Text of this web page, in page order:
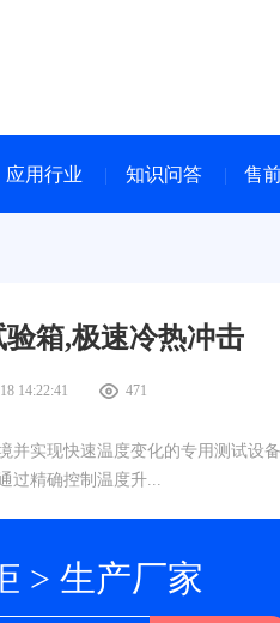
应用行业 知识问答 售
箱,极速冷热冲击
14:22:41 471
并实现快速温度变化的专用测试设
过精确控制温度升...
> 生产厂家